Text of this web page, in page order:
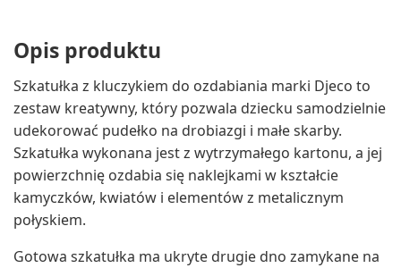
Opis produktu
Szkatułka z kluczykiem do ozdabiania marki Djeco to
zestaw kreatywny, który pozwala dziecku samodzielnie
udekorować pudełko na drobiazgi i małe skarby.
Szkatułka wykonana jest z wytrzymałego kartonu, a jej
powierzchnię ozdabia się naklejkami w kształcie
kamyczków, kwiatów i elementów z metalicznym
połyskiem.
Gotowa szkatułka ma ukryte drugie dno zamykane na